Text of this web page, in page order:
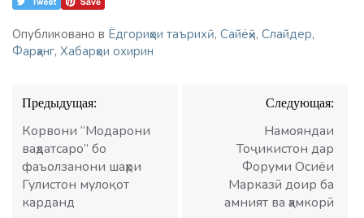
Опубликовано в Ёдгориҳои таърихӣ, Сайёҳӣ, Слайдер,
Фарҳанг, Хабарҳои охирин
Навигация
по
записям
Предыдущая:
Корвони “Модарони
ваҳдатсаро” бо
фаъолзанони шаҳри
Гулистон мулоқот
карданд
Следующая:
Намояндаи
Тоҷикистон дар
Форуми Осиёи
Марказӣ доир ба
амният ва ҳамкорӣ